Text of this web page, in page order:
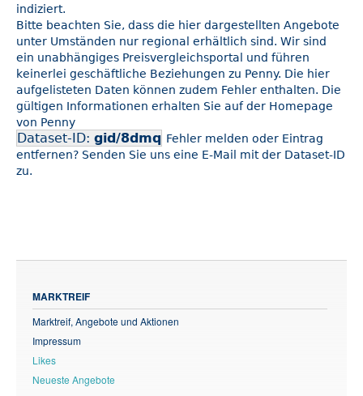
indiziert.
Bitte beachten Sie, dass die hier dargestellten Angebote
unter Umständen nur regional erhältlich sind. Wir sind
ein unabhängiges Preisvergleichsportal und führen
keinerlei geschäftliche Beziehungen zu Penny. Die hier
aufgelisteten Daten können zudem Fehler enthalten. Die
gültigen Informationen erhalten Sie auf der Homepage
von Penny
Dataset-ID: gid/8dmq Fehler melden oder Eintrag
entfernen? Senden Sie uns eine E-Mail mit der Dataset-ID
zu.
MARKTREIF
Marktreif, Angebote und Aktionen
Impressum
Likes
Neueste Angebote